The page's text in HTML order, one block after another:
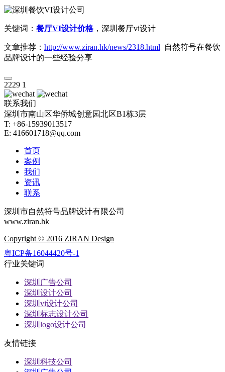
关键词： 餐厅VI设计价格，深圳餐厅vi设计
文章推荐： http://www.ziran.hk/news/2318.html
自然符号在餐饮
品牌设计的一些经验分享
2229 1
联系我们
深圳市南山区华侨城创意园北区B1栋3层
T: +86-15939013517
E: 416601718@qq.com
首页
案例
我们
资讯
联系
深圳市自然符号品牌设计有限公司
www.ziran.hk
Copyright © 2016 ZIRAN Design
粤ICP备16044420号-1
行业关键词
深圳广告公司
深圳设计公司
深圳vi设计公司
深圳标志设计公司
深圳logo设计公司
友情链接
深圳科技公司